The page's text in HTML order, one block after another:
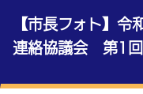
総合メニュー
くらしの情報
届出・登録・証明
事業者の方へ
【市長フォト】令
連絡協議会 第1回